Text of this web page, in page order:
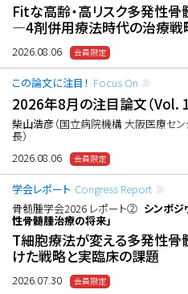
Fitな高齢・高リスク多発性
―4剤併用療法時代の治療戦
2026.08.06
この論文に注目！ Focus On
2026年8月の注目論文（Vol. 1
柴山浩彦（国立病院機構 大阪医療セ
長）
2026.08.06
学会レポート Congress Report
骨髄腫学会2026 レポート② シンポジ
性骨髄腫治療の将来」
T細胞療法が変える多発性
けた戦略と実臨床の課題
2026.07.30